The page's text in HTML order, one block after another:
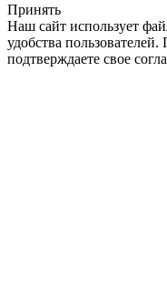
Принять
Наш сайт использует
удобства
подтверждаете свое